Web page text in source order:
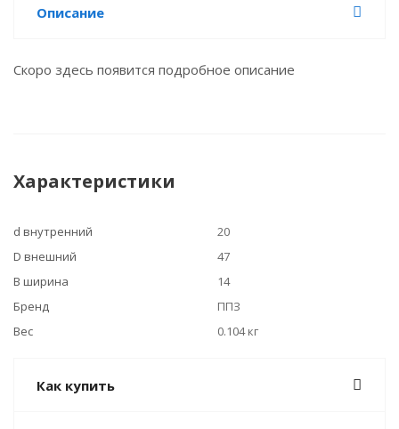
Описание
Скоро здесь появится подробное описание
Характеристики
d внутренний
20
D внешний
47
B ширина
14
Бренд
ППЗ
Вес
0.104 кг
Как купить